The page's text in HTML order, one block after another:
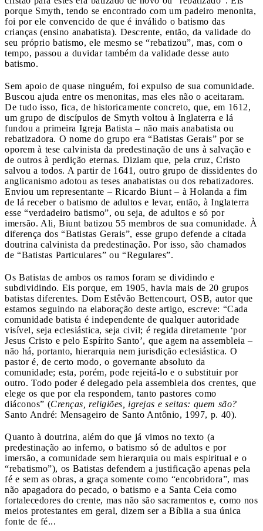
porque Smyth, tendo se encontrado com um padeiro menonita,
foi por ele convencido de que é inválido o batismo das
crianças (ensino anabatista). Descrente, então, da validade do
seu próprio batismo, ele mesmo se “rebatizou”, mas, com o
tempo, passou a duvidar também da validade desse auto
batismo.
Sem apoio de quase ninguém, foi expulso de sua comunidade.
Buscou ajuda entre os menonitas, mas eles não o aceitaram.
De tudo isso, fica, de historicamente concreto, que, em 1612,
um grupo de discípulos de Smyth voltou à Inglaterra e lá
fundou a primeira Igreja Batista – não mais anabatista ou
rebatizadora. O nome do grupo era “Batistas Gerais” por se
oporem à tese calvinista da predestinação de uns à salvação e
de outros à perdição eternas. Diziam que, pela cruz, Cristo
salvou a todos. A partir de 1641, outro grupo de dissidentes do
anglicanismo adotou as teses anabatistas ou dos rebatizadores.
Enviou um representante – Ricardo Biunt – à Holanda a fim
de lá receber o batismo de adultos e levar, então, à Inglaterra
esse “verdadeiro batismo”, ou seja, de adultos e só por
imersão. Ali, Biunt batizou 55 membros de sua comunidade. À
diferença dos “Batistas Gerais”, esse grupo defende a citada
doutrina calvinista da predestinação. Por isso, são chamados
de “Batistas Particulares” ou “Regulares”.
Os Batistas de ambos os ramos foram se dividindo e
subdividindo. Eis porque, em 1905, havia mais de 20 grupos
batistas diferentes. Dom Estêvão Bettencourt, OSB, autor que
estamos seguindo na elaboração deste artigo, escreve: “Cada
comunidade batista é independente de qualquer autoridade
visível, seja eclesiástica, seja civil; é regida diretamente ‘por
Jesus Cristo e pelo Espírito Santo’, que agem na assembleia –
não há, portanto, hierarquia nem jurisdição eclesiástica. O
pastor é, de certo modo, o governante absoluto da
comunidade; esta, porém, pode rejeitá-lo e o substituir por
outro. Todo poder é delegado pela assembleia dos crentes, que
elege os que por ela respondem, tanto pastores como
diáconos” (Crenças, religiões, igrejas e seitas: quem são?
Santo André: Mensageiro de Santo Antônio, 1997, p. 40).
Quanto à doutrina, além do que já vimos no texto (a
predestinação ao inferno, o batismo só de adultos e por
imersão, a comunidade sem hierarquia ou mais espiritual e o
“rebatismo”), os Batistas defendem a justificação apenas pela
fé e sem as obras, a graça somente como “encobridora”, mas
não apagadora do pecado, o batismo e a Santa Ceia como
fortalecedores do crente, mas não são sacramentos e, como nos
meios protestantes em geral, dizem ser a Bíblia a sua única
fonte de fé...